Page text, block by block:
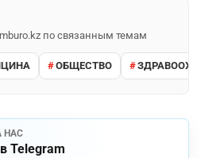
по связанным темам
ОБЩЕСТВО
НАС
Telegram